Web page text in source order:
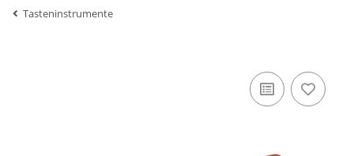
Tasteninstrumente